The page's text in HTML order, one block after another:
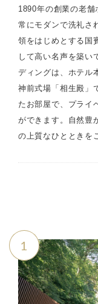
1890年の創業の老舗
常にモダンで洗礼さ
領をはじめとする国
して高い名声を築い
ディングは、ホテル
神前式場「相生殿」
たお部屋で、プライ
ができます。自然豊
の上質なひとときを
1